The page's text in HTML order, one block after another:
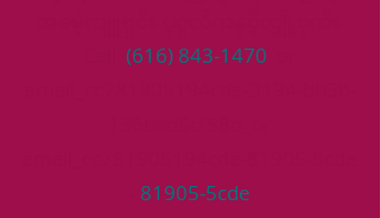
(616) 843-1470
81905-5cde